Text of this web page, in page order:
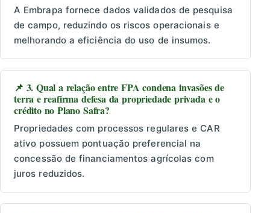
A Embrapa fornece dados validados de pesquisa
de campo, reduzindo os riscos operacionais e
melhorando a eficiência do uso de insumos.
📌 3. Qual a relação entre FPA condena invasões de
terra e reafirma defesa da propriedade privada e o
crédito no Plano Safra?
Propriedades com processos regulares e CAR
ativo possuem pontuação preferencial na
concessão de financiamentos agrícolas com
juros reduzidos.